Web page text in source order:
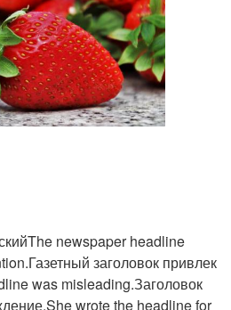
newspaper headline
заголовок привлек
was misleading.Заголовок
wrote the headline for